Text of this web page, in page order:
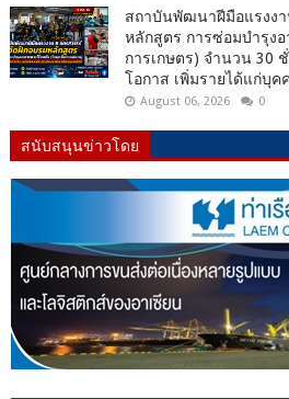
สถาบันพัฒนาฝีมือแรงง
หลักสูตร การซ่อมบำรุง
การเกษตร) จำนวน 30
โอกาส เพิ่มรายได้แก่บุค
August 06, 2026 0
สนับสนุนข่าวโดย